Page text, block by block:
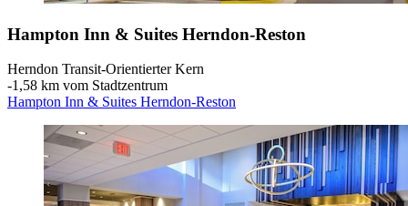
Hampton Inn & Suites Herndon-Reston
Herndon Transit-Orientierter Kern
‐1,58 km vom Stadtzentrum
Hampton Inn & Suites Herndon-Reston